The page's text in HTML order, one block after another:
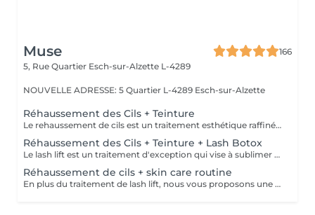
Muse
166
5, Rue Quartier Esch-sur-Alzette L-4289
NOUVELLE ADRESSE: 5 Quartier L-4289 Esch-sur-Alzette
Réhaussement des Cils + Teinture
Le rehaussement de cils est un traitement esthétique raffiné qui confère à vos cils une courbure naturelle et gracieuse. En utilisant des produits spécialisés et des techniques de mise en forme expertes, nous ajoutons une dimension supplémentaire de courbure et de définition à vos cils. La durée du traitement varie généralement de 4 à 8 semaines, selon le cycle de croissance naturel de vos cils. De plus, notre service comprend une teinture noire des cils, offrant ainsi une intensité supplémentaire à votre regard. Veuillez ne pas appliquer de Mascara Waterproof le jour de votre rendez-vous.
Réhaussement des Cils + Teinture + Lash Botox
Le lash lift est un traitement d'exception qui vise à sublimer la beauté naturelle de vos cils en leur donnant une courbure élégante et durable. Associé au lash botox, ce soin apporte une véritable revitalisation à vos cils, les nourrissant en profondeur, les renforçant et leur offrant une apparence saine et éclatante. Grâce à cette combinaison unique, vous bénéficiez d'un regard intensifié. De plus, notre service inclus une teinture noire des cils, mettant en valeur leur intensité et accentuant encore davantage votre regard.
Réhaussement de cils + skin care routine
En plus du traitement de lash lift, nous vous proposons une expérience complète de soins de la peau. Notre routine de soins personnalisée comprend un double nettoyage pour éliminer les impuretés, suivi d'une exfoliation douce pour une peau lisse et radieuse. Ensuite, nous infusons votre peau avec un sérum hydratant spécialement sélectionné pour répondre à vos besoins. Enfin, nous appliquons un masque facial sur mesure qui offre une hydratation intense et une sensation de bien-être apaisante. Cette combinaison de lash lift et de soins de la peau vous permet de profiter de cils magnifiquement recourbés et d'une peau éclatante.